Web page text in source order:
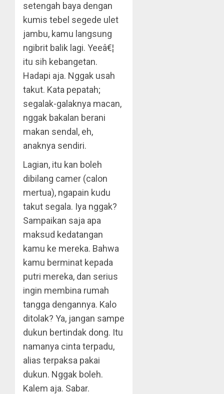
setengah baya dengan
kumis tebel segede ulet
jambu, kamu langsung
ngibrit balik lagi. Yeeâ€¦
itu sih kebangetan.
Hadapi aja. Nggak usah
takut. Kata pepatah;
segalak-galaknya macan,
nggak bakalan berani
makan sendal, eh,
anaknya sendiri.
Lagian, itu kan boleh
dibilang camer (calon
mertua), ngapain kudu
takut segala. Iya nggak?
Sampaikan saja apa
maksud kedatangan
kamu ke mereka. Bahwa
kamu berminat kepada
putri mereka, dan serius
ingin membina rumah
tangga dengannya. Kalo
ditolak? Ya, jangan sampe
dukun bertindak dong. Itu
namanya cinta terpadu,
alias terpaksa pakai
dukun. Nggak boleh.
Kalem aja. Sabar.